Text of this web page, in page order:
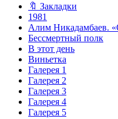
🔖 Закладки
1981
Алим Никадамбаев.
Бессмертный полк
В этот день
Виньетка
Галерея 1
Галерея 2
Галерея 3
Галерея 4
Галерея 5